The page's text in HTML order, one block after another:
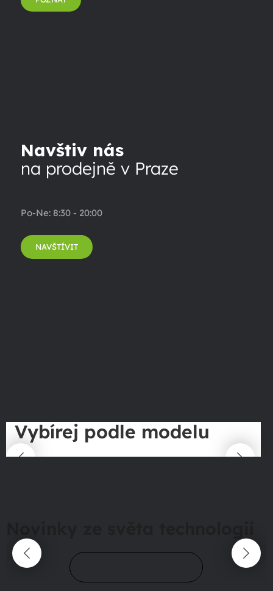
Navštiv nás
na prodejně v Praze
Po-Ne: 8:30 - 20:00
NAVŠTÍVIT
Vybírej podle modelu